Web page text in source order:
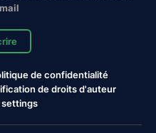
de confidentialité
de droits d'auteur